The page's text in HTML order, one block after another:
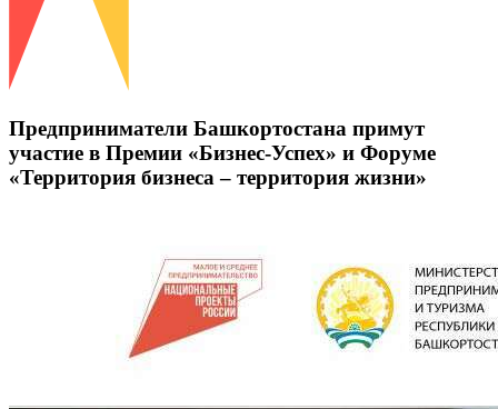
Предприниматели Башкортостана примут
участие в Премии «Бизнес-Успех» и Форуме
«Территория бизнеса – территория жизни»